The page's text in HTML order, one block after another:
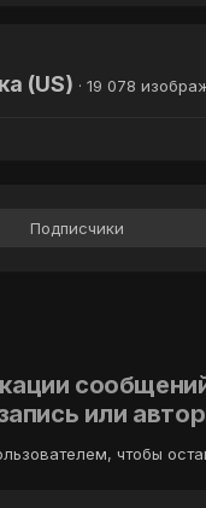
(US) · 19 078
Подписчики
или
чтобы